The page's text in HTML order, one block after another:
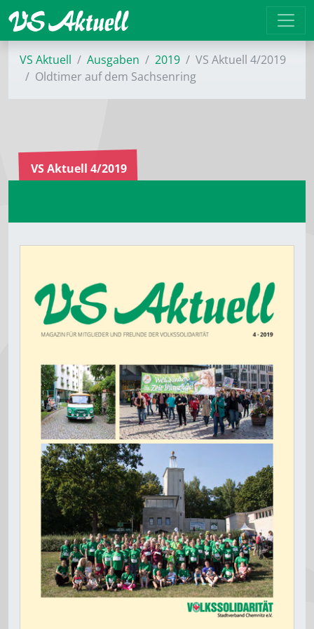
VS Aktuell Ausgaben 2019
VS Aktuell 4/2019
Oldtimer auf dem ­Sachsenring
VS Aktuell 4/2019